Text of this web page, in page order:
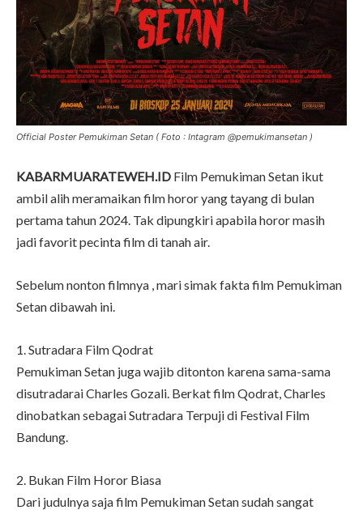
Official Poster Pemukiman Setan ( Foto : Intagram @pemukimansetan )
KABARMUARATEWEH.ID Film Pemukiman Setan ikut
ambil alih meramaikan film horor yang tayang di bulan
pertama tahun 2024. Tak dipungkiri apabila horor masih
jadi favorit pecinta film di tanah air.
Sebelum nonton filmnya , mari simak fakta film Pemukiman
Setan dibawah ini.
1. Sutradara Film Qodrat
Pemukiman Setan juga wajib ditonton karena sama-sama
disutradarai Charles Gozali. Berkat film Qodrat, Charles
dinobatkan sebagai Sutradara Terpuji di Festival Film
Bandung.
2. Bukan Film Horor Biasa
Dari judulnya saja film Pemukiman Setan sudah sangat